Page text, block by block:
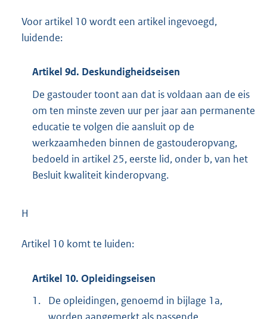
Voor artikel 10 wordt een artikel ingevoegd,
luidende:
Artikel 9d. Deskundigheidseisen
De gastouder toont aan dat is voldaan aan de eis
om ten minste zeven uur per jaar aan permanente
educatie te volgen die aansluit op de
werkzaamheden binnen de gastouderopvang,
bedoeld in artikel 25, eerste lid, onder b, van het
Besluit kwaliteit kinderopvang.
H
Artikel 10 komt te luiden:
Artikel 10. Opleidingseisen
1.
De opleidingen, genoemd in bijlage 1a,